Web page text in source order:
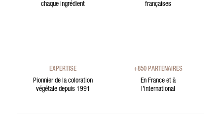
chaque ingrédient
françaises
EXPERTISE
Pionnier de la coloration
végétale depuis 1991
+850 PARTENAIRES
En France et à
l’international